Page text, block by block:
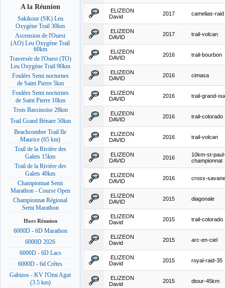
A la Réunion
Sakikour (SK) Leu
Oxygène Trail 30km
Ascension de l'Ouest
(AO) Leu Oxygène Trail
60km
Traversée de l'Ouest (TO)
Leu Oxygène Trail 90km
Foulées Semi nocturnes
de Saint Pierre 5km
Foulées Semi nocturnes
de Saint Pierre 10km
Trois Bassinoise 28km
Trail Grand Bénare 50km
Beachcomber Trail Ile
Maurice (65 km)
Trail de la Rivière des
Galets 15km
Trail de la Rivière des
Galets 40km
Championnat Semi
Marathon - Course Open
Championnat Régional
Semi Marathon
Hors Réunion
6000D - 6D Marathon
6000D 2026
6000D - 6D Lacs
6000D - 6d Crêtes
Gabizos - KV l'Omi Agut
(3.5 km)
ELIZEON
David
2017 camelias-raid
ELIZEON
DAVID
2017 trail-volcan
ELIZEON
DAVID
2016 trail-bourbon
ELIZEON
DAVID
2016 cimasa
ELIZEON
DAVID
2016 trail-grand-
ELIZEON
DAVID
2016 trail-colorado
ELIZEON
DAVID
2016 trail-volcan
ELIZEON
DAVID
2016
10km-st-paul-
championnat
ELIZEON
DAVID
2016 cross-savane
ELIZEON
DAVID
2015 diagonale
ELIZEON
David
2015 trail-colorado
ELIZEON
David
2015 arc-en-ciel
ELIZEON
David
2015 royal-raid-35
ELIZEON
David
2015 dtour-45km